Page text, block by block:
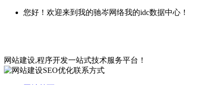
您好！欢迎来到我的驰岑网络我的idc数据中心！
网站建设,程序开发一站式技术服务平台！